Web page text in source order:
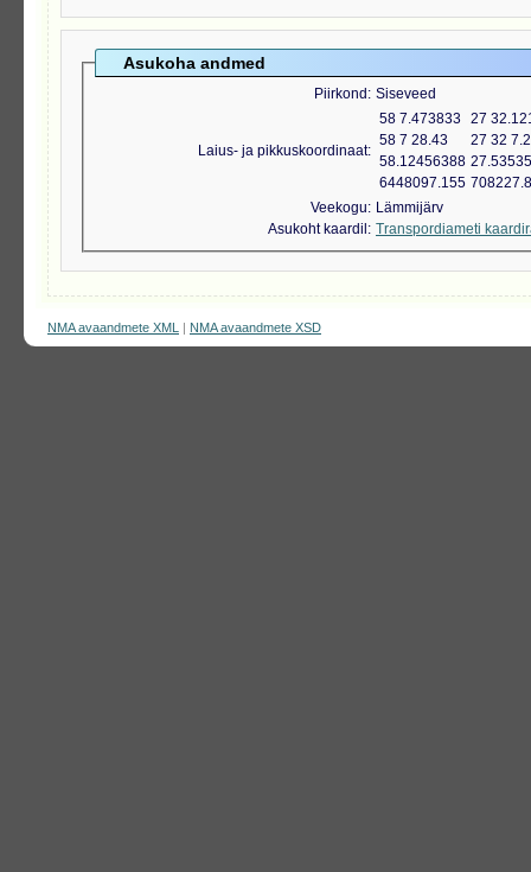
Asukoha andmed
Piirkond Siseveed
Laius- ja pikkuskoordinaat
58 7.473833 27
58 7 28.43
27 32
58.12456388
6448097.155
Veekogu
Lämmijärv
Asukoht kaardil
Transpordiameti
NMA avaandmete XML | NMA avaandmete XSD